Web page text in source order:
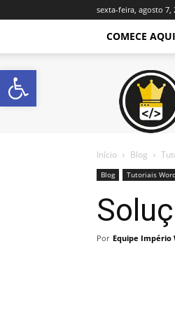
sexta-feira, agosto 7,
COMECE AQUI
Império
Início Blog
Blog Tutoriais
Por Equipe Império
Abrir a barra de ferramentas